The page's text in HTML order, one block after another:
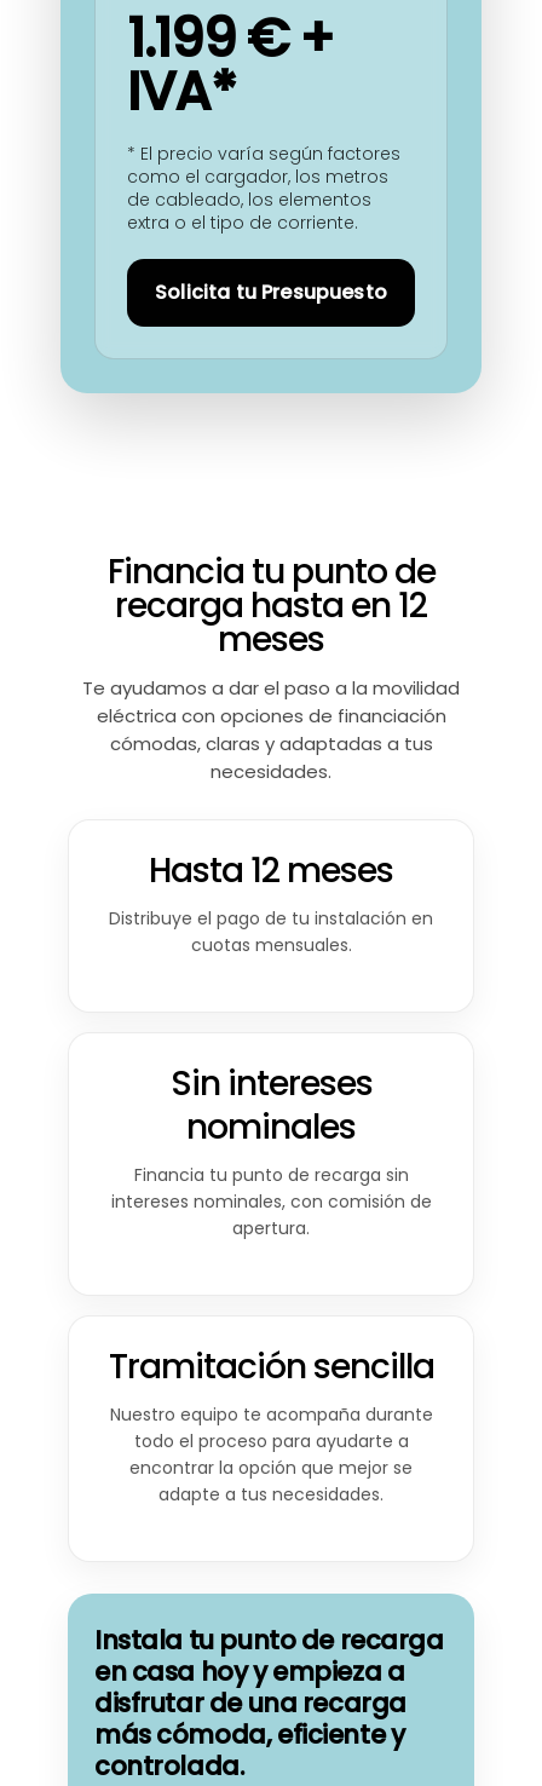
1.199 € +
IVA*
* El precio varía según factores
como el cargador, los metros
de cableado, los elementos
extra o el tipo de corriente.
Solicita tu Presupuesto
Financia tu punto de
recarga hasta en 12
meses
Te ayudamos a dar el paso a la movilidad
eléctrica con opciones de financiación
cómodas, claras y adaptadas a tus
necesidades.
Hasta 12 meses
Distribuye el pago de tu instalación en
cuotas mensuales.
Sin intereses
nominales
Financia tu punto de recarga sin
intereses nominales, con comisión de
apertura.
Tramitación sencilla
Nuestro equipo te acompaña durante
todo el proceso para ayudarte a
encontrar la opción que mejor se
adapte a tus necesidades.
Instala tu punto de recarga
en casa hoy y empieza a
disfrutar de una recarga
más cómoda, eficiente y
controlada.